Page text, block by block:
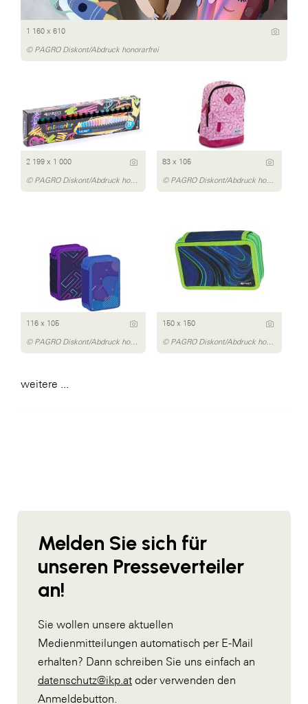
1 160 x 610
© PAGRO Diskont/Abdruck honorarfrei
2 199 x 1 000
© PAGRO Diskont/Abdruck honorarfrei
83 x 105
© PAGRO Diskont/Abdruck honorarfrei
116 x 105
© PAGRO Diskont/Abdruck honorarfrei
150 x 150
© PAGRO Diskont/Abdruck honorarfrei
weitere ...
Melden Sie sich für
unseren Presseverteiler
an!
Sie wollen unsere aktuellen
Medienmitteilungen automatisch per E-Mail
erhalten? Dann schreiben Sie uns einfach an
datenschutz@ikp.at oder verwenden den
Anmeldebutton.